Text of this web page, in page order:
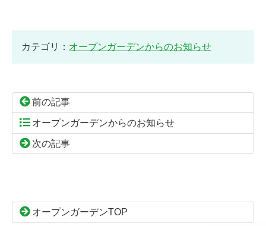
カテゴリ： オープンガーデンからのお知らせ
前の記事
オープンガーデンからのお知らせ
次の記事
ン
の
オープンガーデンTOP